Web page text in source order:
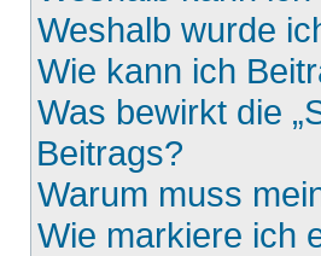
Weshalb wurde
Wie kann ich
Was bewirkt die
Beitrags?
Warum muss
Wie markiere ich